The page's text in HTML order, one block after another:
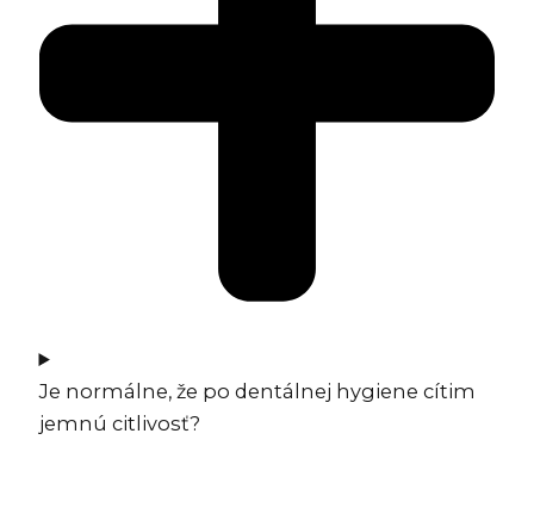
Je normálne, že po dentálnej hygiene cítim
jemnú citlivosť?